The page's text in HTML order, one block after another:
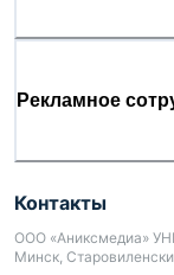
Рекламное
Контакты
ООО «Аниксмедиа»
Минск,